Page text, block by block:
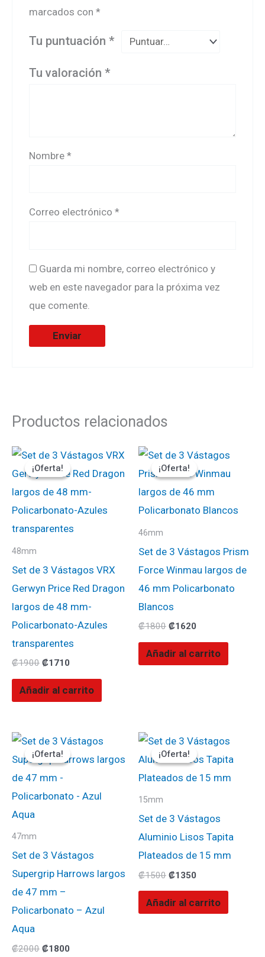
marcados con*
Tu puntuación*
Tu valoración*
Nombre*
Correo electrónico*
Guarda mi nombre, correo electrónico y
web en este navegador para la próxima vez
que comente.
Productos relacionados
¡Oferta!
¡Oferta!
48mm
Set de 3 Vástagos VRX
Gerwyn Price Red Dragon
largos de 48 mm-
Policarbonato-Azules
transparentes
₡1900
El
precio
original
₡1900.
₡1710
El
precio
actual
₡1710.
Añadir al carrito
¡Oferta!
¡Oferta!
46mm
Set de 3 Vástagos Prism
Force Winmau largos de
46 mm Policarbonato
Blancos
₡1800
El
precio
original
₡1800.
₡1620
El
precio
actual
₡1620.
Añadir al carrito
¡Oferta!
¡Oferta!
47mm
Set de 3 Vástagos
Supergrip Harrows largos
de 47 mm –
Policarbonato – Azul
Aqua
₡2000
El
precio
original
₡2000.
₡1800
El
precio
actual
¡Oferta!
¡Oferta!
15mm
Set de 3 Vástagos
Aluminio Lisos Tapita
Plateados de 15 mm
₡1500
El
precio
original
₡1500.
₡1350
El
precio
actual
₡1350.
Añadir al carrito